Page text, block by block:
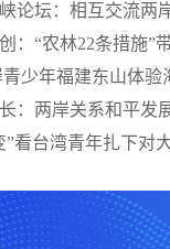
论坛：相互交流两
：“农林22条措施”
少年福建东山体验
：两岸关系和平发
”看台湾青年扎下对